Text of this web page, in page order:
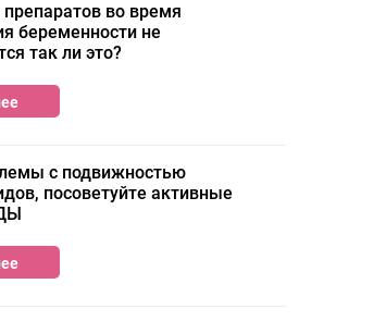
во время
беременности не
так ли это?
с подвижностью
посоветуйте активные